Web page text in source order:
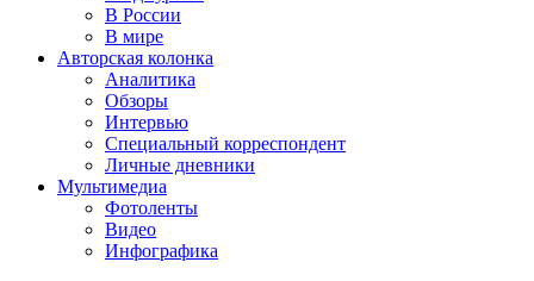
В России
В мире
Авторская колонка
Аналитика
Обзоры
Интервью
Специальный корреспондент
Личные дневники
Мультимедиа
Фотоленты
Видео
Инфографика